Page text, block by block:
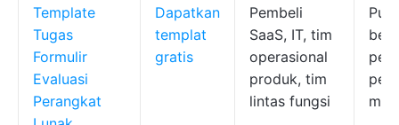
Template
Tugas
Formulir
Evaluasi
Perangkat
Dapatkan
templat
gratis
Pembeli
SaaS, IT, tim
operasional
produk, tim
lintas fungsi